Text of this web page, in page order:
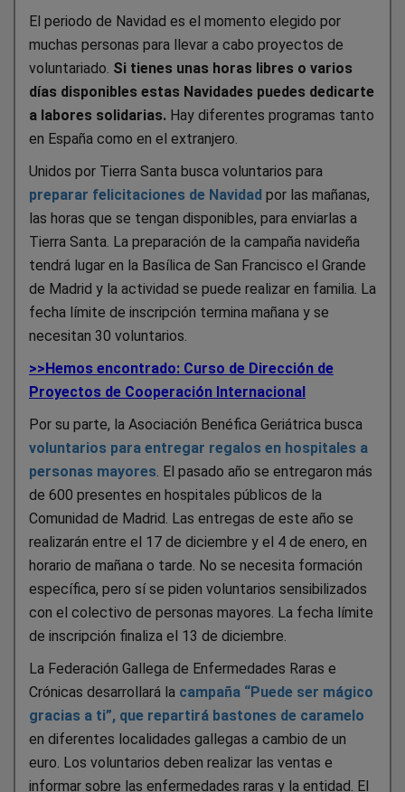
El periodo de Navidad es el momento elegido por
muchas personas para llevar a cabo proyectos de
voluntariado. Si tienes unas horas libres o varios
días disponibles estas Navidades puedes dedicarte
a labores solidarias. Hay diferentes programas tanto
en España como en el extranjero.
Unidos por Tierra Santa busca voluntarios para
preparar felicitaciones de Navidad por las mañanas,
las horas que se tengan disponibles, para enviarlas a
Tierra Santa. La preparación de la campaña navideña
tendrá lugar en la Basílica de San Francisco el Grande
de Madrid y la actividad se puede realizar en familia. La
fecha límite de inscripción termina mañana y se
necesitan 30 voluntarios.
>>Hemos encontrado: Curso de Dirección de
Proyectos de Cooperación Internacional
Por su parte, la Asociación Benéfica Geriátrica busca
voluntarios para entregar regalos en hospitales a
personas mayores . El pasado año se entregaron más
de 600 presentes en hospitales públicos de la
Comunidad de Madrid. Las entregas de este año se
realizarán entre el 17 de diciembre y el 4 de enero, en
horario de mañana o tarde. No se necesita formación
específica, pero sí se piden voluntarios sensibilizados
con el colectivo de personas mayores. La fecha límite
de inscripción finaliza el 13 de diciembre.
La Federación Gallega de Enfermedades Raras e
Crónicas desarrollará la campaña “Puede ser mágico
gracias a ti”, que repartirá bastones de caramelo
en diferentes localidades gallegas a cambio de un
euro. Los voluntarios deben realizar las ventas e
informar sobre las enfermedades raras y la entidad. El